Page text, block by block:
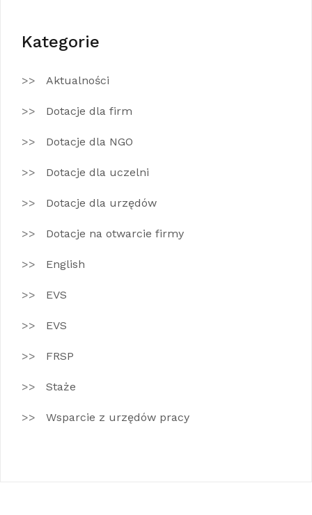
Kategorie
Aktualności
Dotacje dla firm
Dotacje dla NGO
Dotacje dla uczelni
Dotacje dla urzędów
Dotacje na otwarcie firmy
English
EVS
EVS
FRSP
Staże
Wsparcie z urzędów pracy